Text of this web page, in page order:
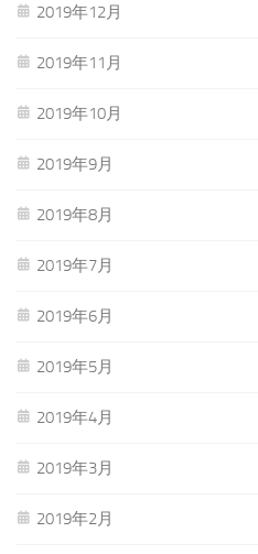
2019年12月
2019年11月
2019年10月
2019年9月
2019年8月
2019年7月
2019年6月
2019年5月
2019年4月
2019年3月
2019年2月